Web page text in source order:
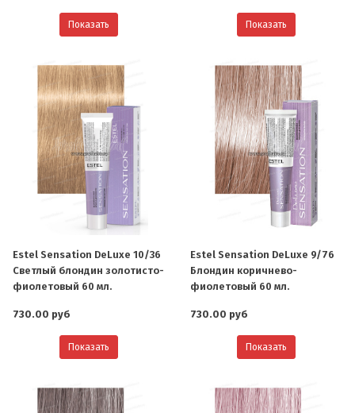
Показать Показать
Estel Sensation DeLuxe 10/36
Светлый блондин золотисто-
фиолетовый 60 мл.
730.00 руб
Показать
Estel Sensation DeLuxe 9/76
Блондин коричнево-
фиолетовый 60 мл.
730.00 руб
Показать